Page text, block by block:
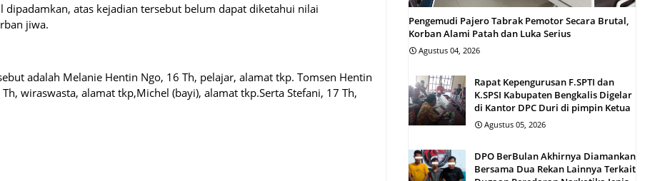
atas kejadian tersebut belum dapat diketahui nilai
jiwa.
adalah Melanie Hentin Ngo, 16 Th, pelajar, alamat tkp. Tomsen Hentin
wiraswasta, alamat tkp,Michel (bayi), alamat tkp.Serta Stefani, 17 Th,
Pengemudi Pajero Tabrak Pemotor Secara Brutal,
Korban Alami Patah dan Luka Serius
Agustus 04, 2026
Rapat Kepengurusan F.SPTI dan
K.SPSI Kabupaten Bengkalis Digelar
di Kantor DPC Duri di pimpin Ketua
Agustus 05, 2026
DPO BerBulan Akhirnya Diamankan
Bersama Dua Rekan Lainnya Terkait